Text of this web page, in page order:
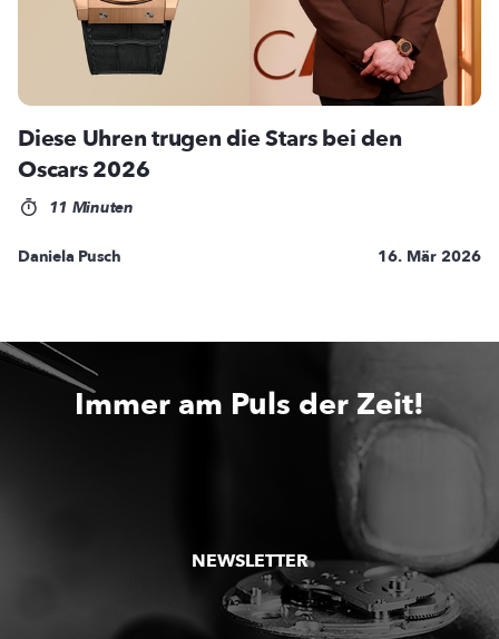
Diese Uhren trugen die Stars bei den
Oscars 2026
11 Minuten
Daniela Pusch 16. Mär 2026
Immer am Puls der Zeit!
NEWSLETTER